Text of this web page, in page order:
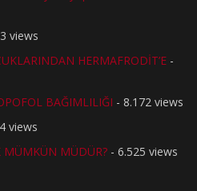
views
HERMAFRODİT’E -
BAĞIMLILIĞI - 8.172 views
views
MÜMKÜN MÜDÜR? - 6.525 views